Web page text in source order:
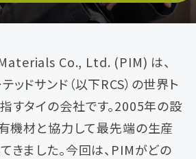
Co., Ltd. (PIM) は、
ドサンド（以下RCS）の世界ト
すタイの会社です。2005年の設
機材と協力して最先端の生産
きました。今回は、PIMがどの